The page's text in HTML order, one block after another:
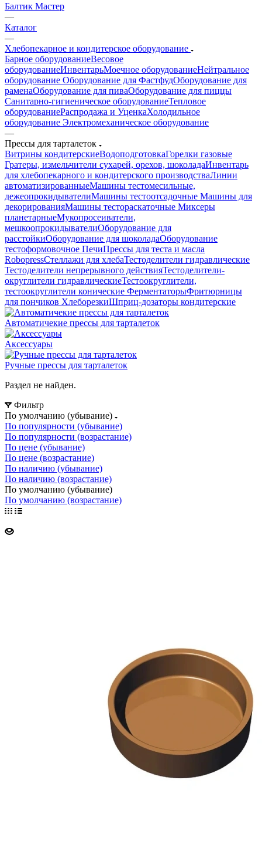
Балтик Мастер
—
Каталог
—
Хлебопекарное и кондитерское оборудование
Барное оборудованиеВесовое
оборудованиеИнвентарьМоечное оборудованиеНейтральное
оборудование Оборудование для ФастфудОборудование для
раменаОборудование для пиваОборудование для пиццы
Санитарно-гигиеническое оборудованиеТепловое
оборудованиеРаспродажа и УценкаХолодильное
оборудование Электромеханическое оборудование
—
Прессы для тарталеток
Витрины кондитерскиеВодоподготовкаГорелки газовые
Гратеры, измельчители сухарей, орехов, шоколадаИнвентарь
для хлебопекарного и кондитерского производстваЛинии
автоматизированныеМашины тестомесильные,
дежеопрокидывателиМашины тестоотсадочные Машины для
декорированияМашины тестораскаточные Миксеры
планетарныеМукопросеиватели,
мешкоопрокидывателиОборудование для
расстойкиОборудование для шоколадаОборудование
тестоформовочное ПечиПрессы для теста и масла
RobopressСтеллажи для хлебаТестоделители гидравлические
Тестоделители непрерывного действияТестоделители-
округлители гидравлическиеТестоокруглители,
тестоокруглители конические ФерментаторыФритюрницы
для пончиков ХлеборезкиШприц-дозаторы кондитерские
Автоматичекие прессы для тарталеток
Аксессуары
Ручные прессы для тарталеток
Раздел не найден.
Фильтр
По умолчанию (убывание)
По популярности (убывание)
По популярности (возрастание)
По цене (убывание)
По цене (возрастание)
По наличию (убывание)
По наличию (возрастание)
По умолчанию (убывание)
По умолчанию (возрастание)